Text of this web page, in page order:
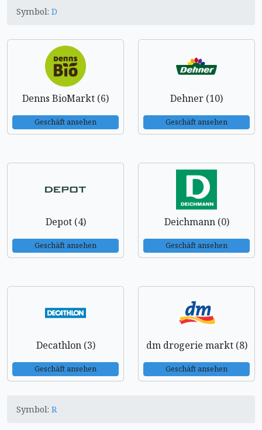
Symbol: D
Denns BioMarkt (6)
Geschäft ansehen
Dehner (10)
Geschäft ansehen
Depot (4)
Geschäft ansehen
Deichmann (0)
Geschäft ansehen
Decathlon (3)
Geschäft ansehen
dm drogerie markt (8)
Geschäft ansehen
Symbol: R